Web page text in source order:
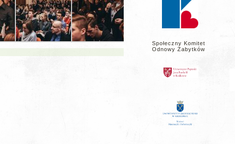
Społeczny Komitet
Odnowy Zabytków